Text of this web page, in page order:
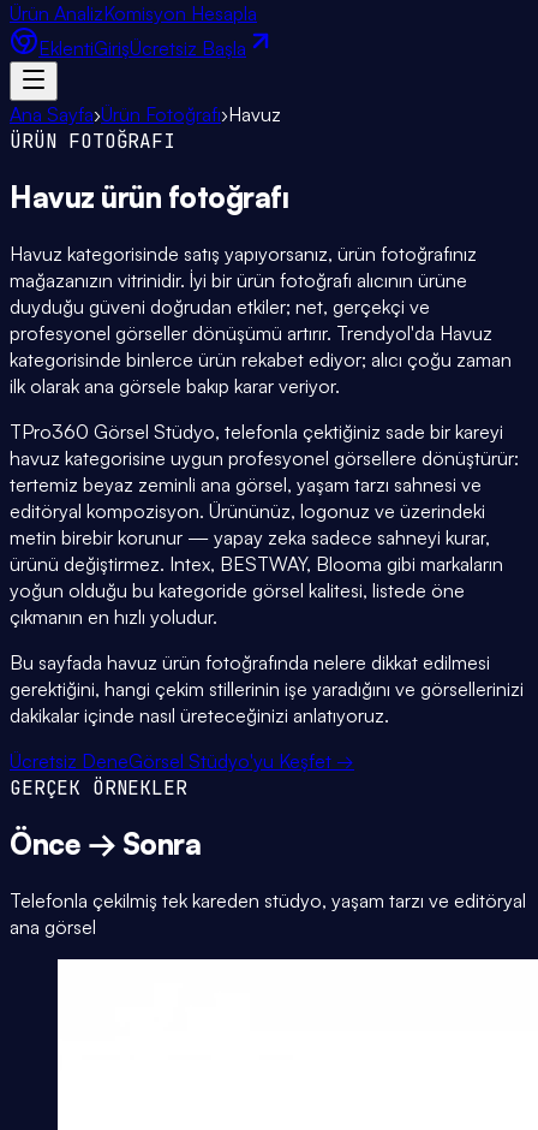
Ürün AnalizKomisyon Hesapla
EklentiGirişÜcretsiz Başla
Ana Sayfa›Ürün Fotoğrafı›Havuz
ÜRÜN FOTOĞRAFI
Havuz ürün fotoğrafı
Havuz kategorisinde satış yapıyorsanız, ürün fotoğrafınız
mağazanızın vitrinidir. İyi bir ürün fotoğrafı alıcının ürüne
duyduğu güveni doğrudan etkiler; net, gerçekçi ve
profesyonel görseller dönüşümü artırır. Trendyol'da Havuz
kategorisinde binlerce ürün rekabet ediyor; alıcı çoğu zaman
ilk olarak ana görsele bakıp karar veriyor.
TPro360 Görsel Stüdyo, telefonla çektiğiniz sade bir kareyi
havuz kategorisine uygun profesyonel görsellere dönüştürür:
tertemiz beyaz zeminli ana görsel, yaşam tarzı sahnesi ve
editöryal kompozisyon. Ürününüz, logonuz ve üzerindeki
metin birebir korunur — yapay zeka sadece sahneyi kurar,
ürünü değiştirmez. Intex, BESTWAY, Blooma gibi markaların
yoğun olduğu bu kategoride görsel kalitesi, listede öne
çıkmanın en hızlı yoludur.
Bu sayfada havuz ürün fotoğrafında nelere dikkat edilmesi
gerektiğini, hangi çekim stillerinin işe yaradığını ve görsellerinizi
dakikalar içinde nasıl üreteceğinizi anlatıyoruz.
Ücretsiz DeneGörsel Stüdyo'yu Keşfet →
GERÇEK ÖRNEKLER
Önce → Sonra
Telefonla çekilmiş tek kareden stüdyo, yaşam tarzı ve editöryal
ana görsel